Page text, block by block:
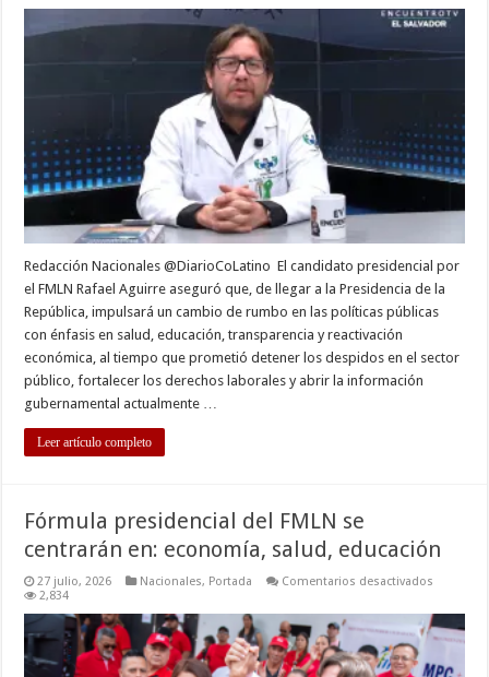
promete
reformar
salud
y
Redacción Nacionales @DiarioCoLatino El candidato presidencial por
el FMLN Rafael Aguirre aseguró que, de llegar a la Presidencia de la
República, impulsará un cambio de rumbo en las políticas públicas
con énfasis en salud, educación, transparencia y reactivación
económica, al tiempo que prometió detener los despidos en el sector
público, fortalecer los derechos laborales y abrir la información
gubernamental actualmente …
Leer artículo completo
Fórmula presidencial del FMLN se
centrarán en: economía, salud, educación
27 julio, 2026 Nacionales, Portada Comentarios desactivados
del
FMLN
centrarán
2,834